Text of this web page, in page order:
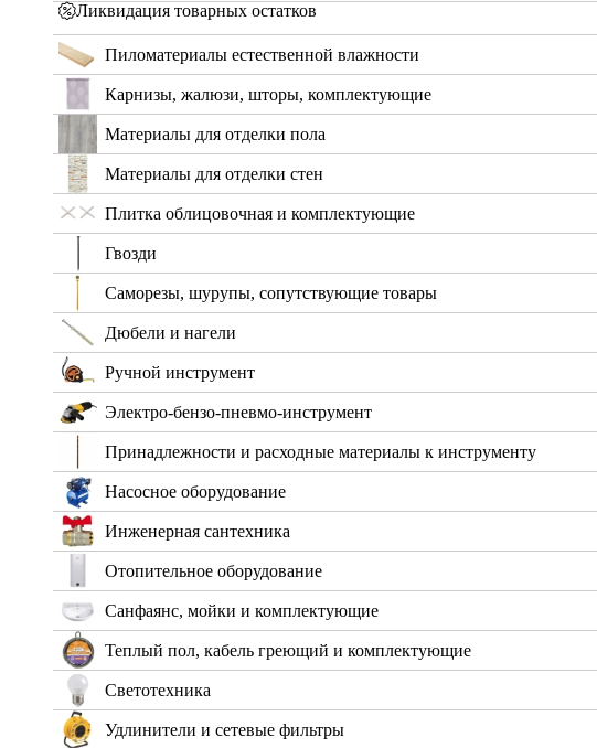
Ликвидация товарных остатков
Пиломатериалы естественной влажности
Карнизы, жалюзи, шторы, комплектующие
Материалы для отделки пола
Материалы для отделки стен
Плитка облицовочная и комплектующие
Гвозди
Саморезы, шурупы, сопутствующие товары
Дюбели и нагели
Ручной инструмент
Электро-бензо-пневмо-инструмент
Принадлежности и расходные материалы к инструменту
Насосное оборудование
Инженерная сантехника
Отопительное оборудование
Санфаянс, мойки и комплектующие
Теплый пол, кабель греющий и комплектующие
Светотехника
Удлинители и сетевые фильтры